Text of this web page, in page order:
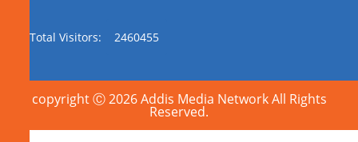
Total Visitors: 2460455
copyright Ⓒ 2026 Addis Media Network All Rights
Reserved.